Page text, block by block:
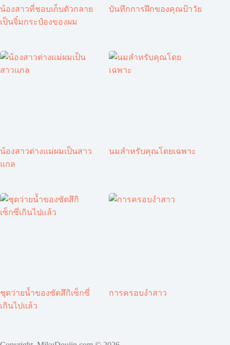
น้องสาวที่ชอบเก็บตัวกลาย
เป็นจิ๋มกระป๋องของผม
บันทึกการฝึกของคุณป้าวัย
น้องสาวต่างแม่ผมเป็นสาว
แกล
นมสำหรับคุณโดยเฉพาะ
ชุดว่ายน้ำของซัตสึกิเซ็กซี่
เกินไปแล้ว
การครอบงำสาว